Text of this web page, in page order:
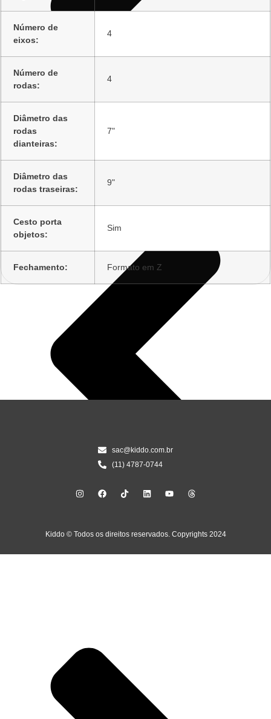
Número de
eixos:
4
Número de
rodas:
4
Diâmetro das
rodas
dianteiras:
7"
Diâmetro das
rodas traseiras:
9"
Cesto porta
objetos:
Sim
Fechamento: Formato em Z
sac@kiddo.com.br
(11) 4787-0744
Kiddo © Todos os direitos reservados. Copyrights 2024